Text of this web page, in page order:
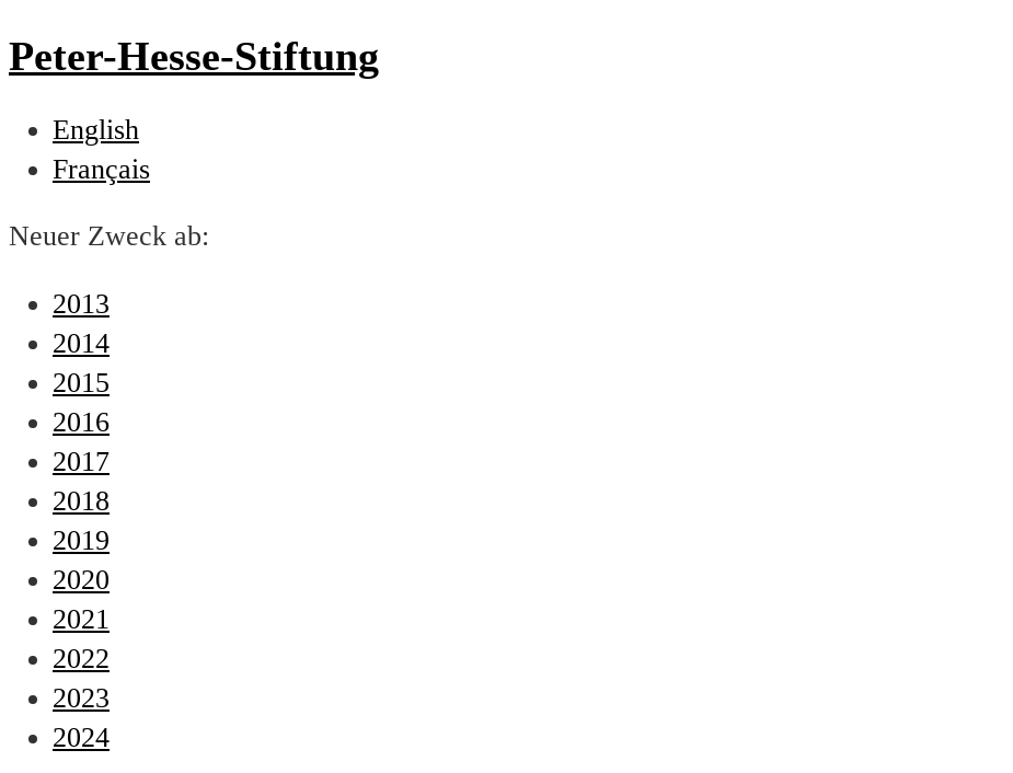
Peter-Hesse-Stiftung
English
Français
Neuer Zweck ab:
2013
2014
2015
2016
2017
2018
2019
2020
2021
2022
2023
2024